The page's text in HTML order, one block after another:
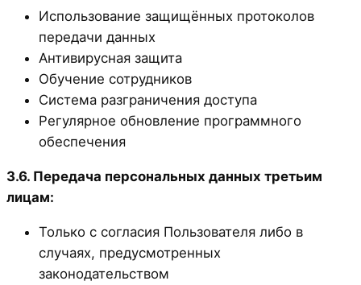
Использование защищённых протоколов
передачи данных
Антивирусная защита
Обучение сотрудников
Система разграничения доступа
Регулярное обновление программного
обеспечения
3.6. Передача персональных данных третьим
лицам:
Только с согласия Пользователя либо в
случаях, предусмотренных
законодательством